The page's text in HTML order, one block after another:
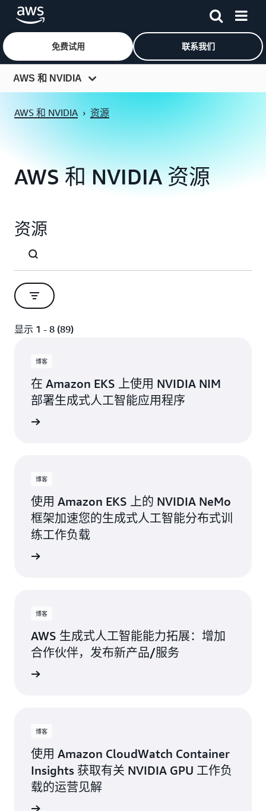
跳至主要内容
免费试用 联系我们
AWS 和 NVIDIA
客户
AWS 和 NVIDIA › 资源
AWS 和 NVIDIA 资源
资源
显示 1 - 8 (89)
博客
在 Amazon EKS 上使用 NVIDIA NIM
部署生成式人工智能应用程序
博客
使用 Amazon EKS 上的 NVIDIA NeMo
框架加速您的生成式人工智能分布式训
练工作负载
博客
AWS 生成式人工智能能力拓展：‌增加
合作伙伴，‌发布新产品/服务
博客
使用 Amazon CloudWatch Container
Insights 获取有关 NVIDIA GPU 工作负
载的运营见解